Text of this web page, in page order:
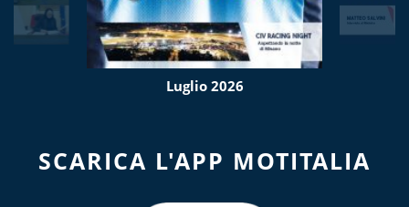
Luglio 2026
SCARICA L'APP MOTITALIA